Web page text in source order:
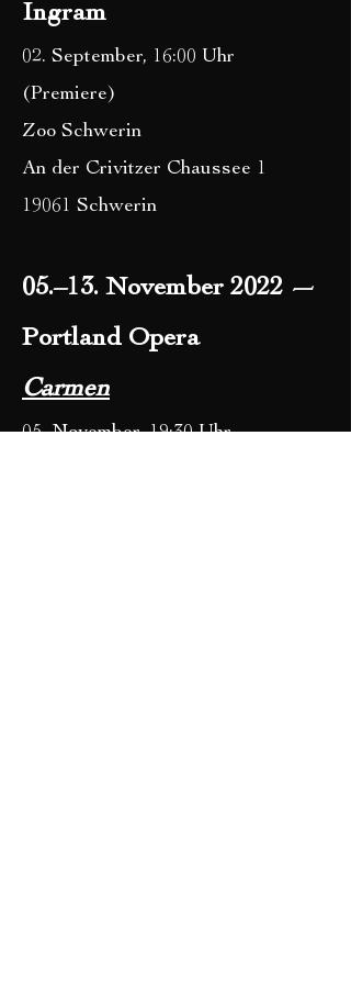
Ingram
02. September, 16:00 Uhr
(Premiere)
Zoo Schwerin
An der Crivitzer Chaussee 1
19061 Schwerin
05.–13. November 2022 —
Portland Opera
Carmen
05. November, 19:30 Uhr